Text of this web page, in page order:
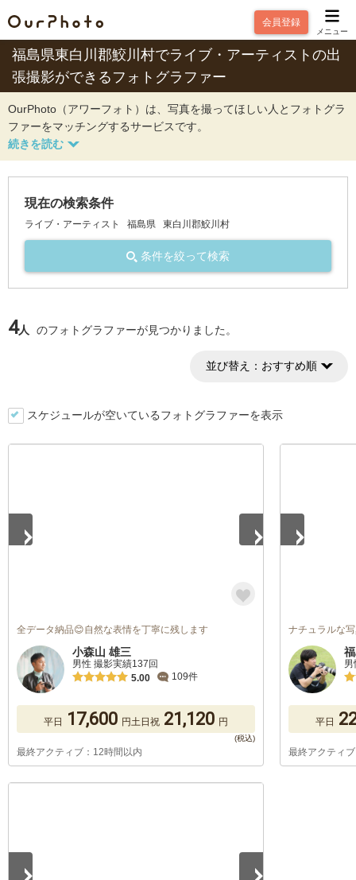
会員登録
メニュー
福島県東白川郡鮫川村でライブ・アーティストの出
張撮影ができるフォトグラファー
OurPhoto（アワーフォト）は、写真を撮ってほしい人とフォトグラ
ファーをマッチングするサービスです。
現在の検索条件
ライブ・アーティスト 福島県 東白川郡鮫川村
条件を絞って検索
4人 のフォトグラファーが見つかりました。
並び替え： おすすめ順
スケジュールが空いているフォトグラファーを表示
全データ納品😊自然な表情を丁寧に残します
小森山 雄三
男性 撮影実績137回
5.00
109件
平日 17,600 円土日祝 21,120 円
最終アクティブ：12時間以内
ナチュラルな
平日
最終アクティ